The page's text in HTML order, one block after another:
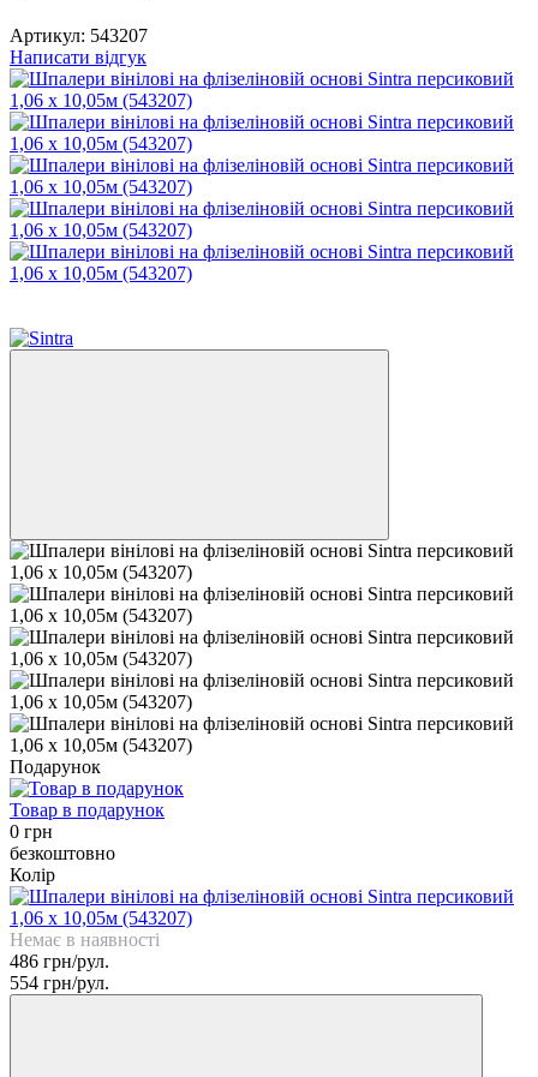
Артикул: 543207
Написати відгук
Подарунок
Товар в подарунок
0 грн
безкоштовно
Колір
Немає в наявності
486 грн/рул.
554 грн/рул.